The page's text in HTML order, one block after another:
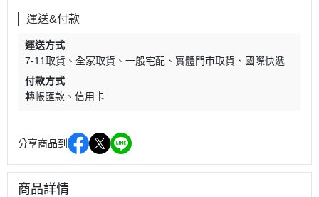
運送&付款
運送方式
7-11取貨
全家取貨 一般宅配 實體門市取貨
國際快遞
付款方式
轉帳匯款
信用卡
分享商品到
商品詳情